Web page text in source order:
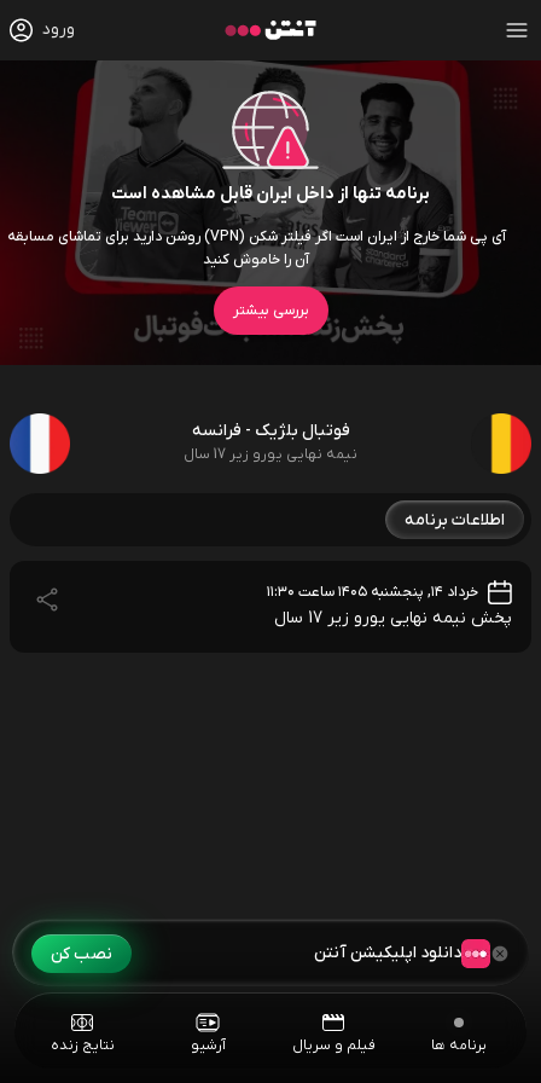
ورود
برنامه تنها از داخل ایران قابل مشاهده است
آی پی شما خارج از ایران است اگر فیلتر شکن (VPN) روشن دارید برای تماشای مسابقه
آن را خاموش کنید
بررسی بیشتر
فوتبال بلژیک - فرانسه
نیمه نهایی یورو زیر 17 سال
اطلاعات برنامه
خرداد ۱۴, پنجشنبه ۱۴۰۵ ساعت ۱۱:۳۰
پخش نیمه نهایی یورو زیر 17 سال
برنامه ها فیلم و سریال آرشیو نتایج زنده
دانلود اپلیکیشن آنتن نصب کن